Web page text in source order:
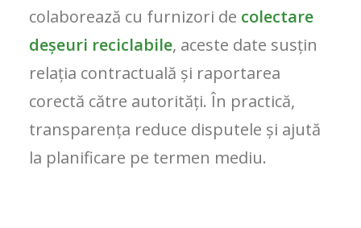
colaborează cu furnizori de colectare
deșeuri reciclabile, aceste date susțin
relația contractuală și raportarea
corectă către autorități. În practică,
transparența reduce disputele și ajută
la planificare pe termen mediu.